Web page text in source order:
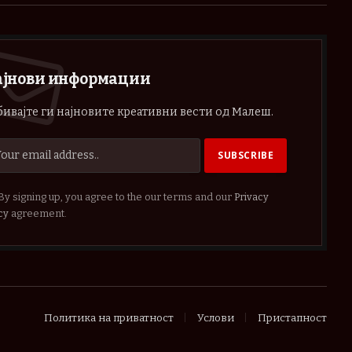
информации
ги најновите креативни вести од Малеш.
signing up, you agree to the our terms and our Privacy
agreement.
Политика на приватност Услови Пристапност